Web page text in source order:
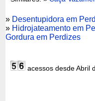
» Desentupidora em
» Hidrojateamento em
Gordura em Perdizes
acessos desde Abril